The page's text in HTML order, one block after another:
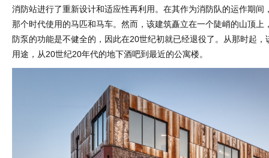
消防站进行了重新设计和适应性再利用。在其作为消防队的运作期间
那个时代使用的马匹和马车。然而，该建筑矗立在一个陡峭的山顶上
防泵的功能是不健全的，因此在20世纪初就已经退役了。从那时起，
用途，从20世纪20年代的地下酒吧到最近的公寓楼。